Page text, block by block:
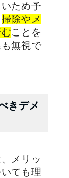
ため予
掃除やメ
ことを
無視で
きデメ
メリッ
ても理